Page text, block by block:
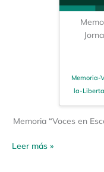
Memoria-
la-
Memoria “Voces en
Leer más »